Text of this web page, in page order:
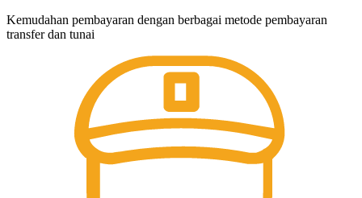
Kemudahan pembayaran dengan berbagai metode pembayaran
transfer dan tunai